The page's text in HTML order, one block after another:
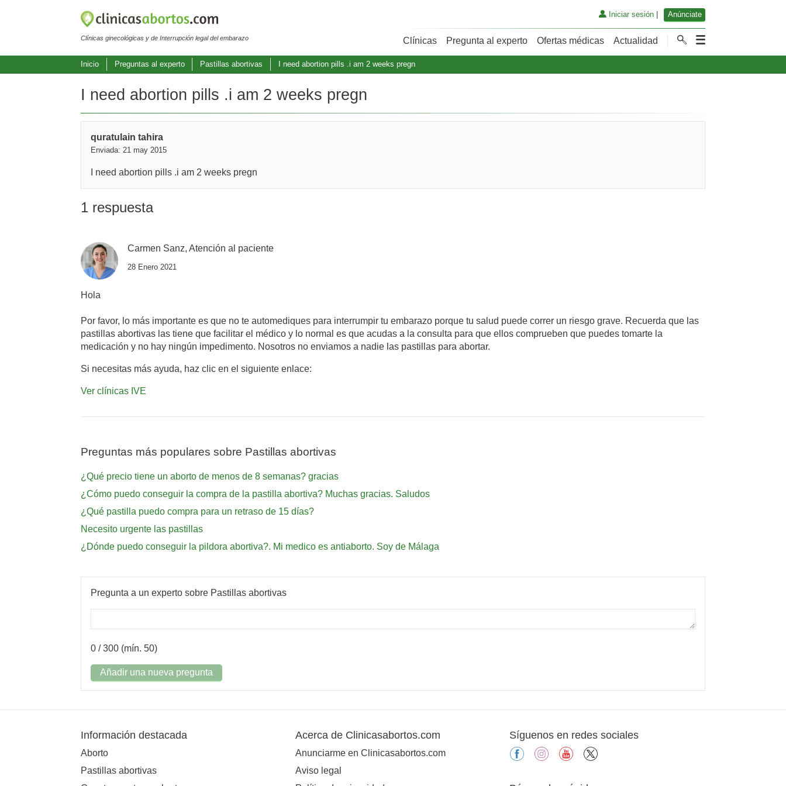
Clínicas ginecológicas y de Interrupción legal del embarazo
Iniciar sesión| Anúnciate
Clínicas Pregunta al experto Ofertas médicas Actualidad
Inicio Preguntas al experto Pastillas abortivas I need abortion pills .i am 2 weeks pregn
I need abortion pills .i am 2 weeks pregn
quratulain tahira
Enviada: 21 may 2015
I need abortion pills .i am 2 weeks pregn
1 respuesta
Carmen Sanz, Atención al paciente
28 Enero 2021
Hola
Por favor, lo más importante es que no te automediques para interrumpir tu embarazo porque tu salud puede correr un riesgo grave. Recuerda que las
pastillas abortivas las tiene que facilitar el médico y lo normal es que acudas a la consulta para que ellos comprueben que puedes tomarte la
medicación y no hay ningún impedimento. Nosotros no enviamos a nadie las pastillas para abortar.
Si necesitas más ayuda, haz clic en el siguiente enlace:
Ver clínicas IVE
Preguntas más populares sobre Pastillas abortivas
¿Qué precio tiene un aborto de menos de 8 semanas? gracias
¿Cómo puedo conseguir la compra de la pastilla abortiva? Muchas gracias. Saludos
¿Qué pastilla puedo compra para un retraso de 15 días?
Necesito urgente las pastillas
¿Dónde puedo conseguir la pildora abortiva?. Mi medico es antiaborto. Soy de Málaga
Pregunta a un experto sobre Pastillas abortivas
0 / 300 (mín. 50)
Añadir una nueva pregunta
Información destacada
Aborto
Pastillas abortivas
Acerca de Clinicasabortos.com
Anunciarme en Clinicasabortos.com
Aviso legal
Síguenos en redes sociales
facebookinstagramyoutube